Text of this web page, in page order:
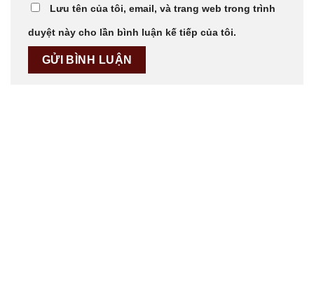
Lưu tên của tôi, email, và trang web trong trình
duyệt này cho lần bình luận kế tiếp của tôi.